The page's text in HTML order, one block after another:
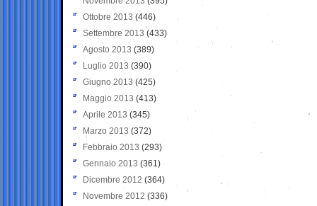
Ottobre 2013 (446)
Settembre 2013 (433)
Agosto 2013 (389)
Luglio 2013 (390)
Giugno 2013 (425)
Maggio 2013 (413)
Aprile 2013 (345)
Marzo 2013 (372)
Febbraio 2013 (293)
Gennaio 2013 (361)
Dicembre 2012 (364)
Novembre 2012 (336)